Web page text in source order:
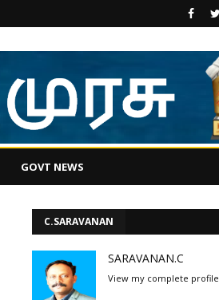
GOVT NEWS
C.SARAVANAN
SARAVANAN.C
View my complete profile